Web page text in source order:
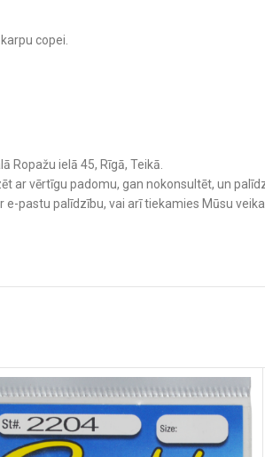
copei.
Ropažu ielā 45, Rīgā, Teikā.
ar vērtīgu padomu, gan nokonsultēt, un
pastu palīdzību, vai arī tiekamies Mūsu